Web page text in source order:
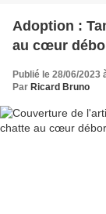
Adoption :
au cœur
Publié le 28/06/2023
Par Ricard Bruno